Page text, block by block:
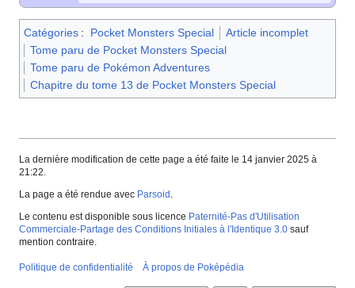
Catégories : Pocket Monsters Special
Article incomplet
Tome paru de Pocket Monsters Special
Tome paru de Pokémon Adventures
Chapitre du tome 13 de Pocket Monsters Special
La dernière modification de cette page a été faite le 14 janvier 2025 à
21:22.
La page a été rendue avec Parsoid
Le contenu est disponible sous licence Paternité-Pas d'Utilisation
Commerciale-Partage des Conditions Initiales à l'Identique 3.0 sauf
mention contraire.
Politique de confidentialité À propos de Poképédia